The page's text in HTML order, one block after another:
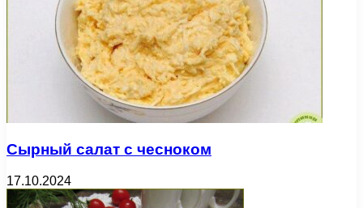
Сырный салат с чесноком
17.10.2024